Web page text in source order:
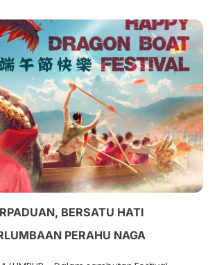
BERSATU HATI
PERAHU NAGA